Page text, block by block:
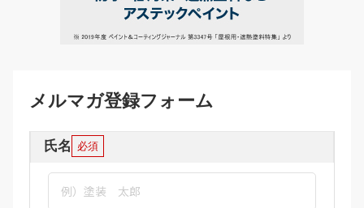
メルマガ登録フォーム
氏名 必須